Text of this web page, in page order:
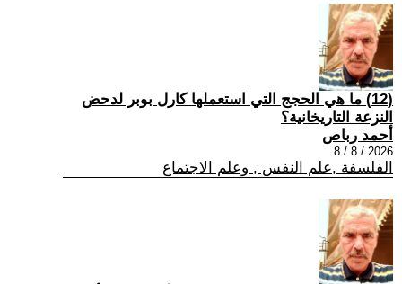
(12) ما هي الحجج التي استعملها كارل بوبر لدحض
النزعة التاريخانية؟
أحمد رباص
2026 / 8 / 8
الفلسفة ,علم النفس , وعلم الاجتماع